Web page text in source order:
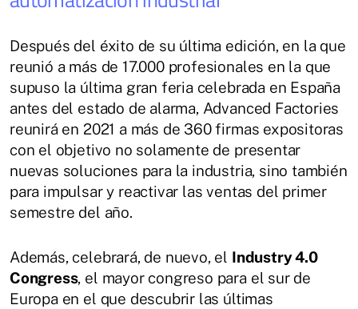
Después del éxito de su última edición, en la que
reunió a más de 17.000 profesionales en la que
supuso la última gran feria celebrada en España
antes del estado de alarma, Advanced Factories
reunirá en 2021 a más de 360 firmas expositoras
con el objetivo no solamente de presentar
nuevas soluciones para la industria, sino también
para impulsar y reactivar las ventas del primer
semestre del año.
Además, celebrará, de nuevo, el Industry 4.0
Congress, el mayor congreso para el sur de
Europa en el que descubrir las últimas